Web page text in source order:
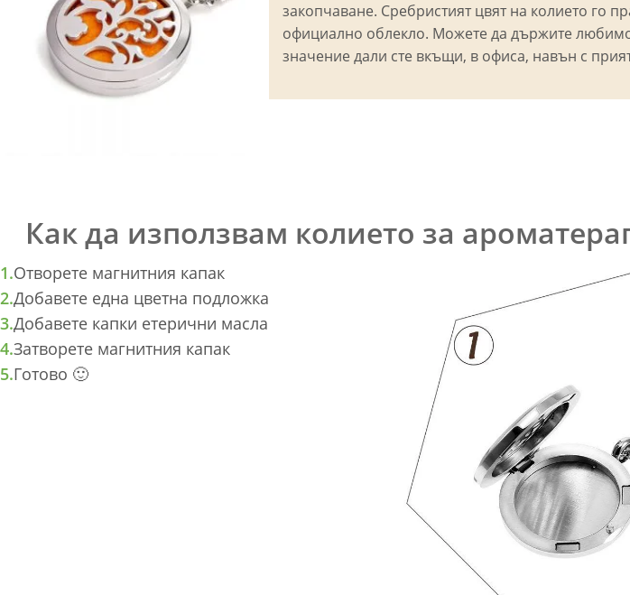
закопчаване. Сребристият цвят на колието го
официално облекло. Можете да държите
значение дали сте вкъщи, в офиса, навън с
Как да използвам колието за
Отворете магнитния капак
Добавете една цветна подложка
Добавете капки етерични масла
Затворете магнитния капак
Готово 🙂